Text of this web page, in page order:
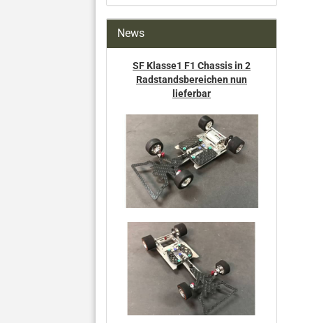
News
SF Klasse1 F1 Chassis in 2
Radstandsbereichen nun
lieferbar